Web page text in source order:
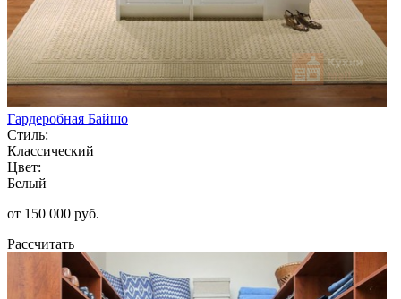
Гардеробная Байшо
Стиль:
Классический
Цвет:
Белый
от 150 000 руб.
Рассчитать